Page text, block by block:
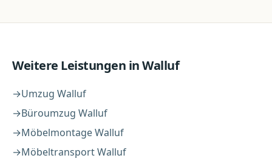
Weitere Leistungen inWalluf
→Umzug Walluf
→Büroumzug Walluf
→MöbelmontageWalluf
→MöbeltransportWalluf